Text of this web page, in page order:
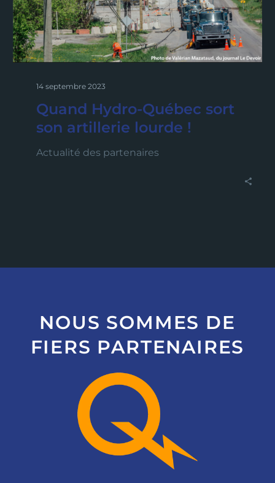
14 septembre 2023
Quand Hydro-Québec sort
son artillerie lourde !
Actualité des partenaires
NOUS SOMMES DE
FIERS PARTENAIRES